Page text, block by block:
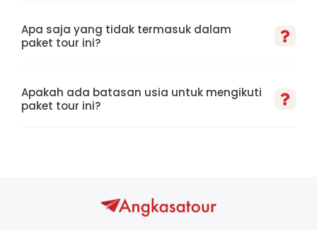
Apa saja yang tidak termasuk dalam
paket tour ini?
Apakah ada batasan usia untuk mengikuti
paket tour ini?